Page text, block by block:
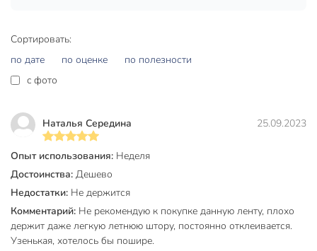
Сортировать:
по дате
по оценке
по полезности
c фото
Наталья Середина 25.09.2023
Опыт использования: Неделя
Достоинства: Дешево
Недостатки: Не держится
Комментарий: Не рекомендую к покупке данную ленту, плохо
держит даже легкую летнюю штору, постоянно отклеивается.
Узенькая, хотелось бы пошире.